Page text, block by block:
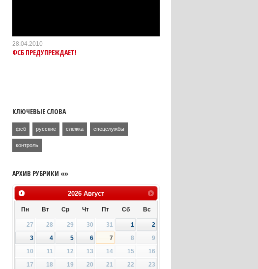
28.04.2010
ФСБ ПРЕДУПРЕЖДАЕТ!
КЛЮЧЕВЫЕ СЛОВА
фсб русские слежка спецслужбы
контроль
АРХИВ РУБРИКИ «»
2026 Август
Пн Вт Ср Чт Пт Сб Вс
27 28 29 30 31 1
2
3
4 5 6 7 8
9
10
11 12 13 14 15
16
17
18 19 20 21 22
23